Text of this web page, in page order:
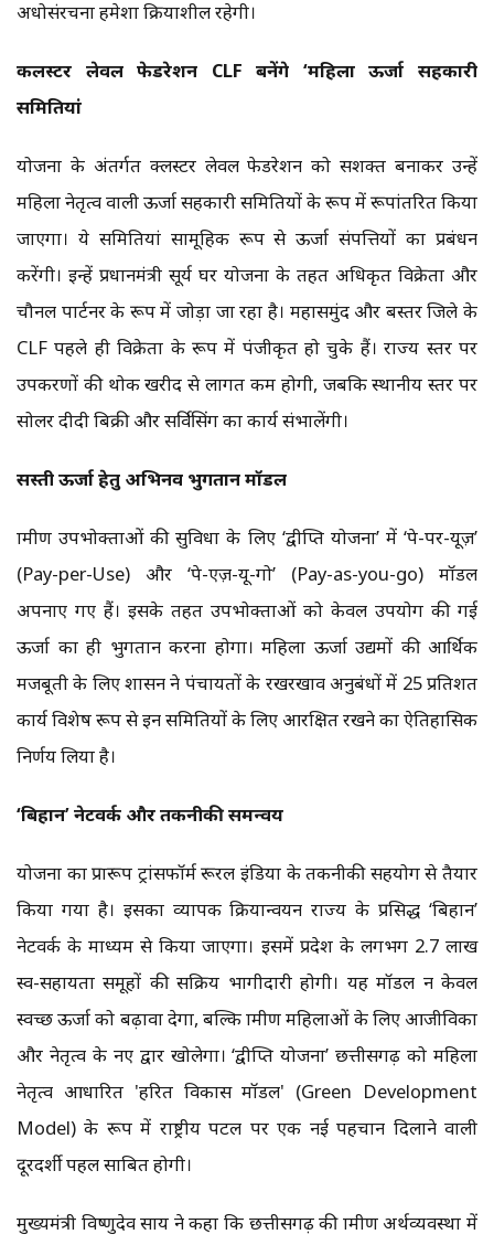
अधोसंरचना हमेशा क्रियाशील रहेगी।
कलस्टर लेवल फेडरेशन CLF बनेंगे ‘महिला ऊर्जा सहकारी
समितियां
योजना के अंतर्गत क्लस्टर लेवल फेडरेशन को सशक्त बनाकर उन्हें
महिला नेतृत्व वाली ऊर्जा सहकारी समितियों के रूप में रूपांतरित किया
जाएगा। ये समितियां सामूहिक रूप से ऊर्जा संपत्तियों का प्रबंधन
करेंगी। इन्हें प्रधानमंत्री सूर्य घर योजना के तहत अधिकृत विक्रेता और
चौनल पार्टनर के रूप में जोड़ा जा रहा है। महासमुंद और बस्तर जिले के
CLF पहले ही विक्रेता के रूप में पंजीकृत हो चुके हैं। राज्य स्तर पर
उपकरणों की थोक खरीद से लागत कम होगी, जबकि स्थानीय स्तर पर
सोलर दीदी बिक्री और सर्विसिंग का कार्य संभालेंगी।
सस्ती ऊर्जा हेतु अभिनव भुगतान मॉडल
ग्रामीण उपभोक्ताओं की सुविधा के लिए ‘द्वीप्ति योजना’ में ‘पे-पर-यूज़’
(Pay-per-Use) और ‘पे-एज़-यू-गो’ (Pay-as-you-go) मॉडल
अपनाए गए हैं। इसके तहत उपभोक्ताओं को केवल उपयोग की गई
ऊर्जा का ही भुगतान करना होगा। महिला ऊर्जा उद्यमों की आर्थिक
मजबूती के लिए शासन ने पंचायतों के रखरखाव अनुबंधों में 25 प्रतिशत
कार्य विशेष रूप से इन समितियों के लिए आरक्षित रखने का ऐतिहासिक
निर्णय लिया है।
‘बिहान’ नेटवर्क और तकनीकी समन्वय
योजना का प्रारूप ट्रांसफॉर्म रूरल इंडिया के तकनीकी सहयोग से तैयार
किया गया है। इसका व्यापक क्रियान्वयन राज्य के प्रसिद्ध ‘बिहान’
नेटवर्क के माध्यम से किया जाएगा। इसमें प्रदेश के लगभग 2.7 लाख
स्व-सहायता समूहों की सक्रिय भागीदारी होगी। यह मॉडल न केवल
स्वच्छ ऊर्जा को बढ़ावा देगा, बल्कि ग्रामीण महिलाओं के लिए आजीविका
और नेतृत्व के नए द्वार खोलेगा। ‘द्वीप्ति योजना’ छत्तीसगढ़ को महिला
नेतृत्व आधारित 'हरित विकास मॉडल' (Green Development
Model) के रूप में राष्ट्रीय पटल पर एक नई पहचान दिलाने वाली
दूरदर्शी पहल साबित होगी।
मुख्यमंत्री विष्णुदेव साय ने कहा कि छत्तीसगढ़ की ग्रामीण अर्थव्यवस्था में